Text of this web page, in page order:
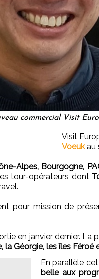
commercial Visit
Visit
Voeukau
Alpes, Bourgogne,
tour-opérateurs dont
pour mission de
en janvier dernier. La
la Géorgie, les îles
En parallèle
belle aux